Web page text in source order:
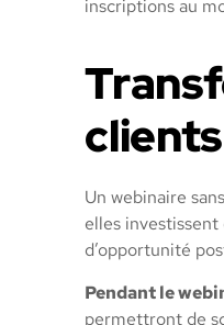
inscriptions au
clients
Un webinaire
elles
d’opportunité
Pendant le
permettront de